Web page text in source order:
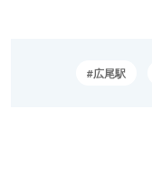
広尾駅